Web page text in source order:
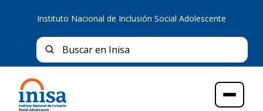
Instituto Nacional de Inclusión Social Adolescente
Buscar en Inisa
Menú